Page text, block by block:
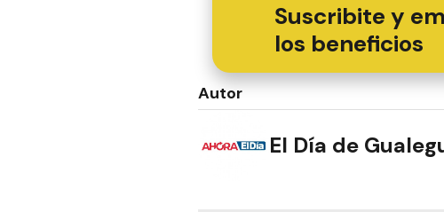
Suscribite y
los beneficios
Autor
El Día de